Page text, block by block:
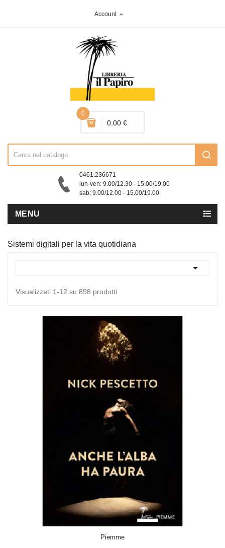
Account expand_more
0
0,00 €
0461.236671
lun-ven: 9.00/12.30 - 15.00/19.00
sab: 9.00/12.00 - 15.00/19.00
MENU
Sistemi digitali per la vita quotidiana

Visualizzati 1-12 su 898 prodotti
Piemme